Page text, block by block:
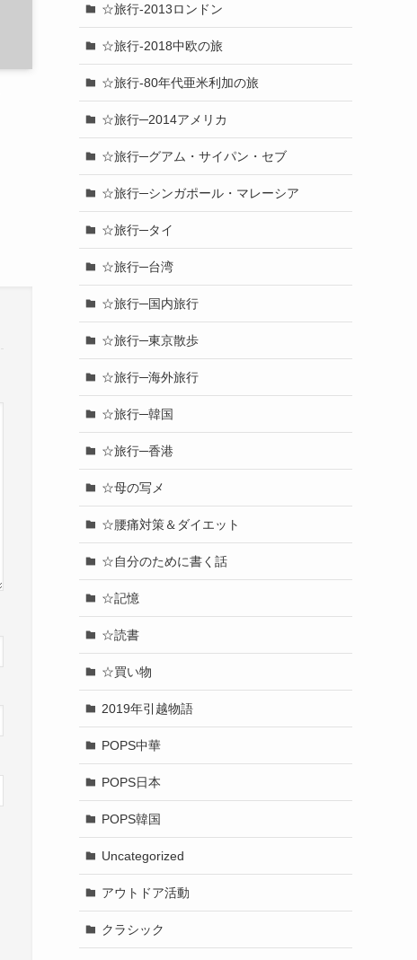
☆旅行-2013ロンドン
☆旅行-2018中欧の旅
☆旅行-80年代亜米利加の旅
☆旅行─2014アメリカ
☆旅行─グアム・サイパン・セブ
☆旅行─シンガポール・マレーシア
☆旅行─タイ
☆旅行─台湾
☆旅行─国内旅行
☆旅行─東京散歩
☆旅行─海外旅行
☆旅行─韓国
☆旅行─香港
☆母の写メ
☆腰痛対策＆ダイエット
☆自分のために書く話
☆記憶
☆読書
☆買い物
2019年引越物語
POPS中華
POPS日本
POPS韓国
Uncategorized
アウトドア活動
クラシック